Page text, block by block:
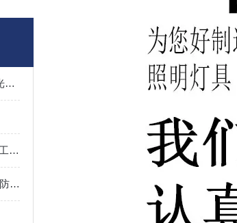
GS6123多功能强光电筒LED聚光泛光电量显示5W巡检手电筒
LED灭蚊灯粘诱捕驱蚊器医药化工仓库车间灭蚊虫苍蝇神器
BJQ5110红色信号方位灯LED消防员指示灯安全信号灯磁吸信号灯